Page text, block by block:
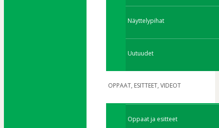
Näyttelypihat
Uutuudet
OPPAAT, ESITTEET, VIDEOT
Oppaat ja esitteet